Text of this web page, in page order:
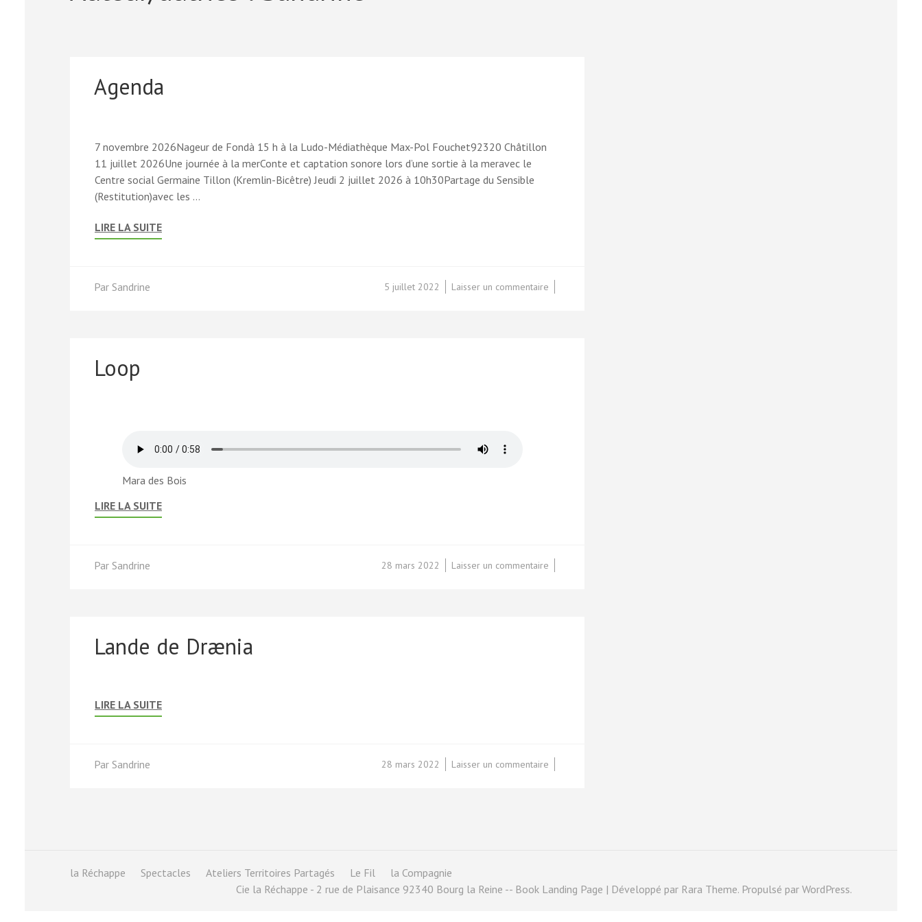
Agenda
7 novembre 2026Nageur de Fondà 15 h à la Ludo-Médiathèque Max-Pol Fouchet92320 Châtillon
11 juillet 2026Une journée à la merConte et captation sonore lors d’une sortie à la meravec le
Centre social Germaine Tillon (Kremlin-Bicêtre) Jeudi 2 juillet 2026 à 10h30Partage du Sensible
(Restitution)avec les …
LIRE LA SUITE
Laisser un commentaire
5 juillet 2022
Par Sandrine
Loop
Mara des Bois
LIRE LA SUITE
Laisser un commentaire
28 mars 2022
Par Sandrine
Lande de Drænia
LIRE LA SUITE
Laisser un commentaire
28 mars 2022
Par Sandrine
la Réchappe Spectacles Ateliers Territoires Partagés Le Fil
la Compagnie
Cie la Réchappe - 2 rue de Plaisance 92340 Bourg la Reine -- Book Landing Page | Développé par Rara Theme. Propulsé par WordPress.